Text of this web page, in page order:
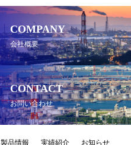
COMPANY
会社概要
CONTACT
お問い合わせ
製品情報 実績紹介 お知らせ